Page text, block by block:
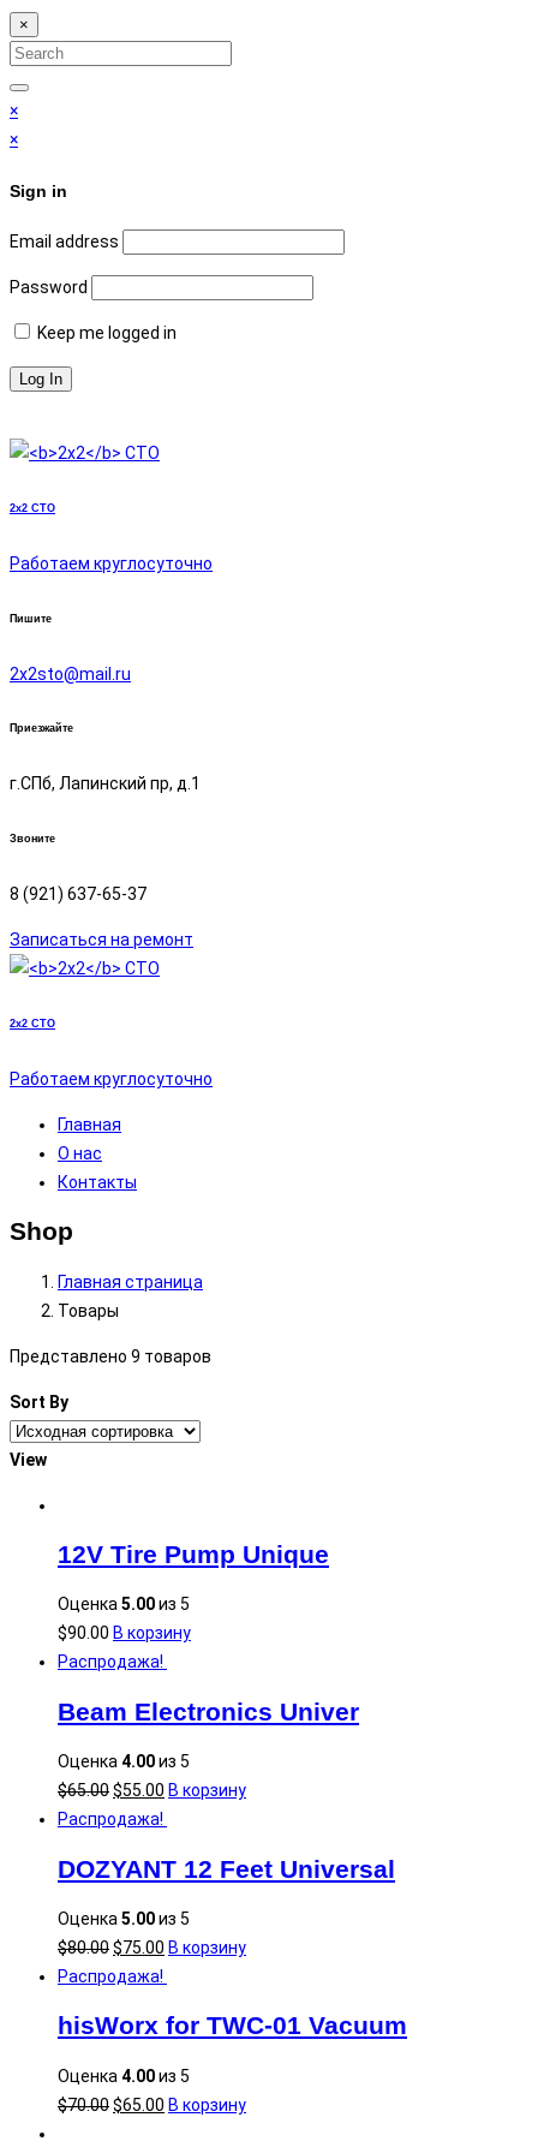
×
Search
for:
Search
×
×
Sign in
Email address
Password
Keep me logged in
2x2 СТО
Работаем круглосуточно
Пишите
2х2sto@mail.ru
Приезжайте
г.СПб, Лапинский пр, д.1
Звоните
8 (921) 637-65-37
Записаться на ремонт
2x2 СТО
Работаем круглосуточно
Главная
О нас
Контакты
Shop
Главная страница
Товары
Представлено 9 товаров
Sort By
View
12V Tire Pump Unique
Оценка5.00из 5
$90.00 В корзину
Распродажа!
Beam Electronics Univer
Оценка 4.00из 5
$65.00$55.00 В корзину
Распродажа!
DOZYANT 12 Feet Universal
Оценка 5.00из 5
$80.00$75.00 В корзину
Распродажа!
hisWorx for TWC-01 Vacuum
Оценка 4.00из 5
$70.00$65.00 В корзину